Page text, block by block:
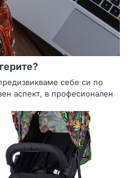
себе си по
аспект, в професионален